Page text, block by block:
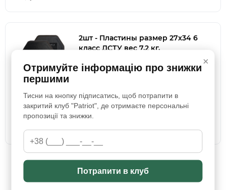
2шт - Пластины размер 27х34 6
класс ДСТУ вес 7,2 кг,
Al2O3+PE
Данил 08.11.2025
Показать еще
×
Отримуйте інформацію про знижки
першими
Тисни на кнопку підписатись, щоб потрапити в
закритий клуб "Patriot", де отримаєте персональні
пропозиції та знижки.
Потрапити в клуб